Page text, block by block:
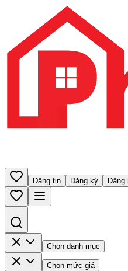
Đăng tin Đăng ký Đăng
Chọn danh mục
Chọn mức giá